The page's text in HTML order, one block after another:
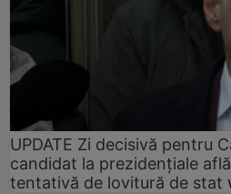
UPDATE Zi decisivă pentru
candidat la prezidențiale
tentativă de lovitură de stat